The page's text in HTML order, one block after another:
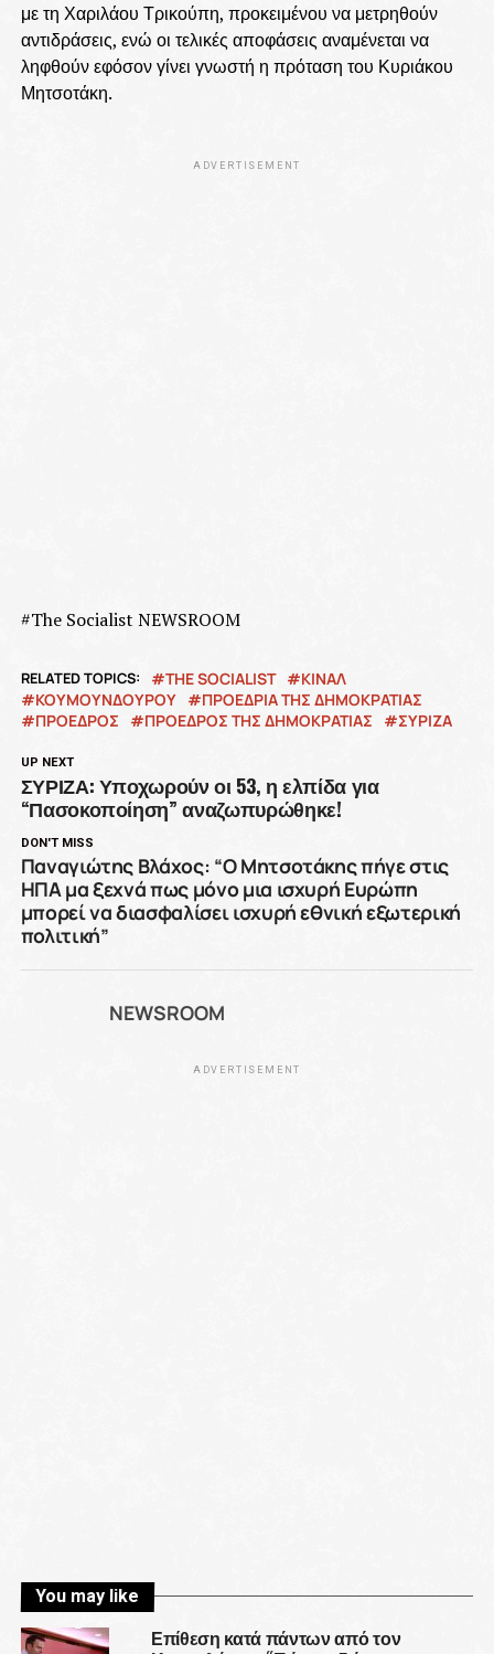
με τη Χαριλάου Τρικούπη, προκειμένου να μετρηθούν
αντιδράσεις, ενώ οι τελικές αποφάσεις αναμένεται να
ληφθούν εφόσον γίνει γνωστή η πρόταση του Κυριάκου
Μητσοτάκη.
ADVERTISEMENT
#The Socialist NEWSROOM
RELATED TOPICS: THE SOCIALIST
ΚΙΝΑΛ
ΚΟΥΜΟΥΝΔΟΥΡΟΥ
ΠΡΟΕΔΡΙΑ ΤΗΣ ΔΗΜΟΚΡΑΤΙΑΣ
ΠΡΟΕΔΡΟΣ
ΠΡΟΕΔΡΟΣ ΤΗΣ ΔΗΜΟΚΡΑΤΙΑΣ ΣΥΡΙΖΑ
UP NEXT
ΣΥΡΙΖΑ: Υποχωρούν οι 53, η ελπίδα για
“Πασοκοποίηση” αναζωπυρώθηκε!
DON'T MISS
Παναγιώτης Βλάχος: “Ο Μητσοτάκης πήγε στις
ΗΠΑ μα ξεχνά πως μόνο μια ισχυρή Ευρώπη
μπορεί να διασφαλίσει ισχυρή εθνική εξωτερική
πολιτική”
NEWSROOM
ADVERTISEMENT
You may like
Επίθεση κατά πάντων από τον